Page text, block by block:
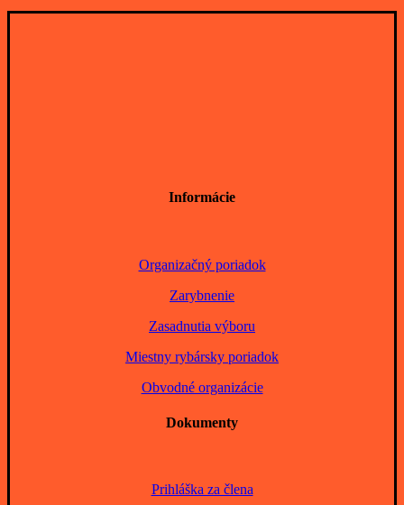
Informácie
Organizačný poriadok
Zarybnenie
Zasadnutia výboru
Miestny rybársky poriadok
Obvodné organizácie
Dokumenty
Prihláška za člena